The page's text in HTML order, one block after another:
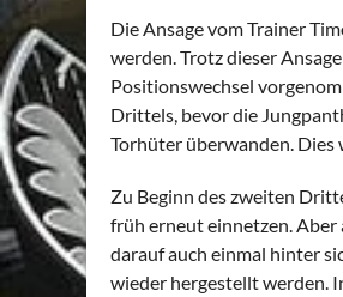
Die Ansage vom Trainer
werden. Trotz dieser
Positionswechsel
Drittels, bevor die
Torhüter überwanden. Dies
Zu Beginn des zweiten
früh erneut einnetzen. Aber
darauf auch einmal hinter
wieder hergestellt werden.